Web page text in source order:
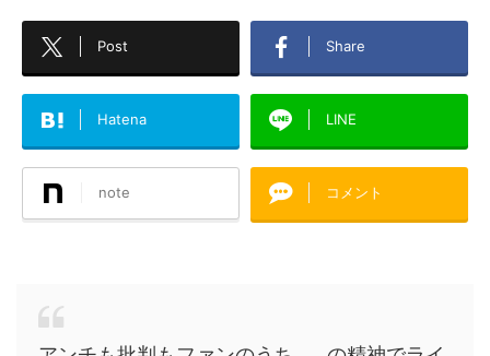
Post Share
Hatena LINE
note コメント